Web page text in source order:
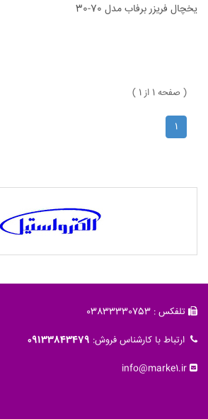
یخچال فریزر برفاب مدل 70-30
( صفحه 1 از 1 )
1
تلفکس : 03833330753
ارتباط با کارشناس فروش: 09133843479